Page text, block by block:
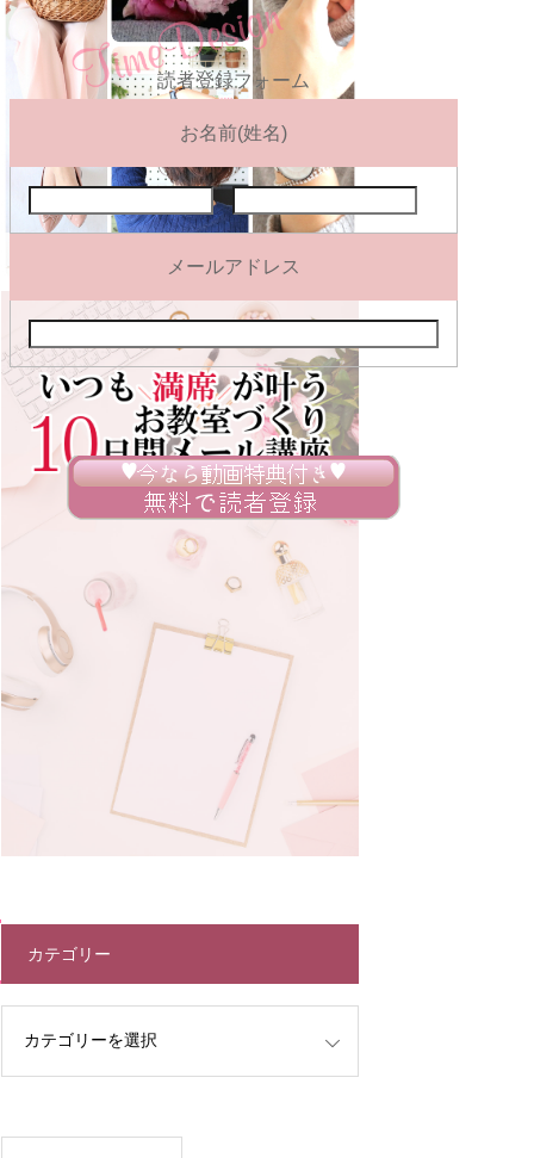
読者登録フォーム
お名前(姓名)
メールアドレス
カテゴリー